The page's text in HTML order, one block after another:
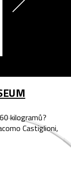
kilogramů?
Castiglioni,